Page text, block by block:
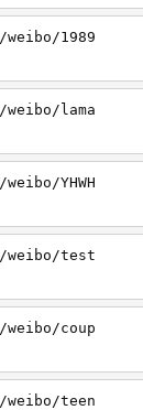
1989
lama
YHWH
weibo/test
coup
teen